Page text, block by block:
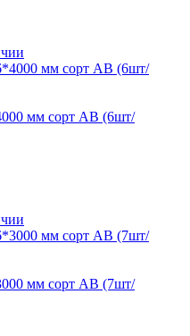
мм сорт АВ (6шт/
мм сорт АВ (7шт/